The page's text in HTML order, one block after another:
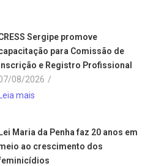
Sergipe promove
para Comissão de
e Registro Profissional
08/2026 /
mais
Maria da Penha faz 20 anos em
ao crescimento dos